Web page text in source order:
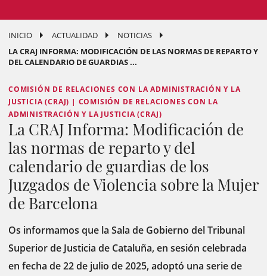
INICIO ACTUALIDAD
NOTICIAS
LA CRAJ INFORMA: MODIFICACIÓN DE LAS NORMAS DE REPARTO Y
DEL CALENDARIO DE GUARDIAS ...
COMISIÓN DE RELACIONES CON LA ADMINISTRACIÓN Y LA
JUSTICIA (CRAJ) | COMISIÓN DE RELACIONES CON LA
ADMINISTRACIÓN Y LA JUSTICIA (CRAJ)
La CRAJ Informa: Modificación de
las normas de reparto y del
calendario de guardias de los
Juzgados de Violencia sobre la Mujer
de Barcelona
Os informamos que la Sala de Gobierno del Tribunal
Superior de Justicia de Cataluña, en sesión celebrada
en fecha de 22 de julio de 2025, adoptó una serie de